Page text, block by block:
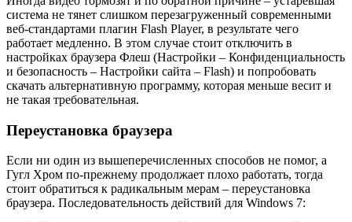
система не тянет слишком перезагруженный современными
веб-стандартами плагин Flash Player, в результате чего
работает медленно. В этом случае стоит отключить в
настройках браузера Флеш (Настройки – Конфиденциальность
и безопасность – Настройки сайта – Flash) и попробовать
скачать альтернативную программу, которая меньше весит и
не такая требовательная.
Переустановка браузера
Если ни один из вышеперечисленных способов не помог, а
Гугл Хром по-прежнему продолжает плохо работать, тогда
стоит обратиться к радикальным мерам – переустановка
браузера. Последовательность действий для Windows 7: